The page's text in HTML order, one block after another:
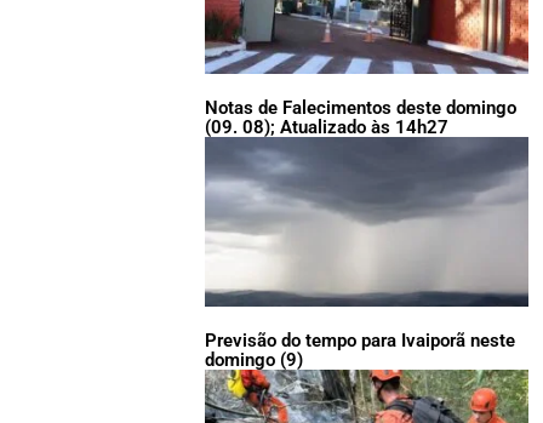
Notas de Falecimentos deste domingo
(09. 08); Atualizado às 14h27
Previsão do tempo para Ivaiporã neste
domingo (9)